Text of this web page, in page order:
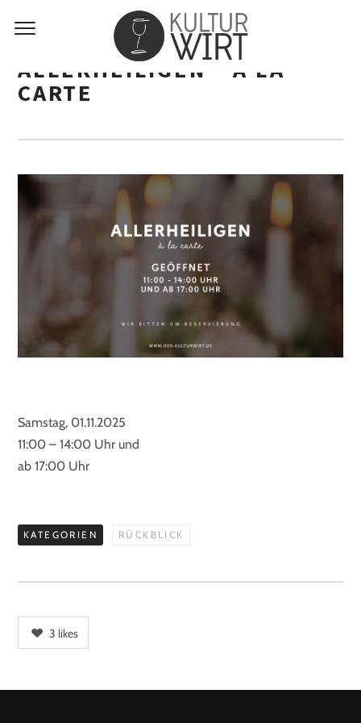
ALLERHEILIGEN – Á LA
CARTE
Samstag, 01.11.2025
11:00 – 14:00 Uhr und
ab 17:00 Uhr
KATEGORIEN RÜCKBLICK
3 likes